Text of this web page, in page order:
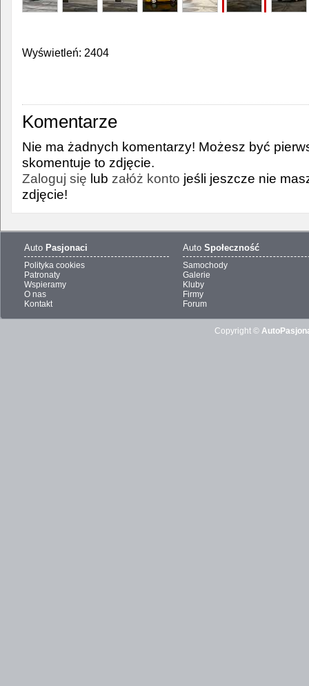
Wyświetleń: 2404
Komentarze
Nie ma żadnych komentarzy! Możesz być
skomentuje to zdjęcie.
Zaloguj się lub załóż konto jeśli jeszcze nie
zdjęcie!
Auto Pasjonaci
Polityka cookies
Patronaty
Wspieramy
O nas
Kontakt
Auto Społeczność
Samochody
Galerie
Kluby
Firmy
Forum
Copyright ©